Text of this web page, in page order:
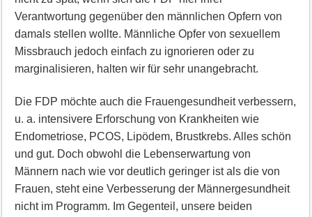
Verantwortung gegenüber den männlichen Opfern von
damals stellen wollte. Männliche Opfer von sexuellem
Missbrauch jedoch einfach zu ignorieren oder zu
marginalisieren, halten wir für sehr unangebracht.
Die FDP möchte auch die Frauengesundheit verbessern,
u. a. intensivere Erforschung von Krankheiten wie
Endometriose, PCOS, Lipödem, Brustkrebs. Alles schön
und gut. Doch obwohl die Lebenserwartung von
Männern nach wie vor deutlich geringer ist als die von
Frauen, steht eine Verbesserung der Männergesundheit
nicht im Programm. Im Gegenteil, unsere beiden